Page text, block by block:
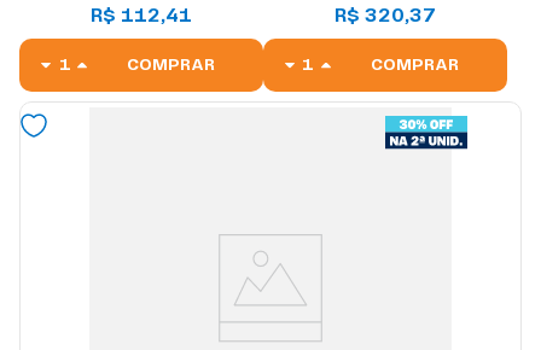
R$ 112,41
COMPRAR
R$ 320,37
COMPRAR